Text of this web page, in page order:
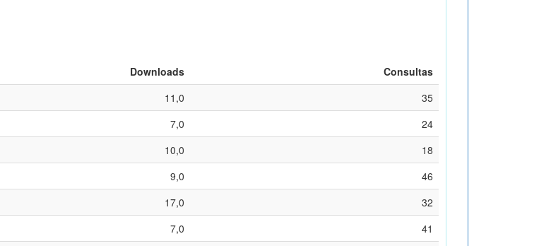
Downloads
Consultas
11,0
35
7,0
24
10,0
18
9,0
46
17,0
32
7,0
41